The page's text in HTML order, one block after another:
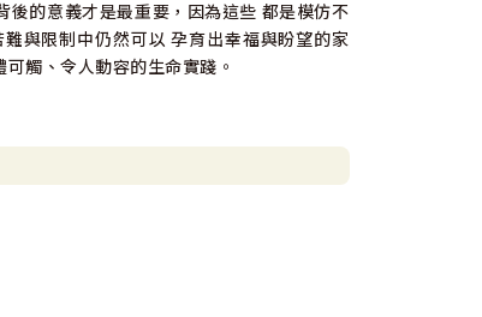
的意義才是最重要，因為這些 都是模仿不
與限制中仍然可以 孕育出幸福與盼望的家
觸、令人動容的生命實踐。